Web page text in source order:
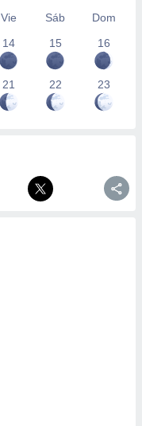
Vie Sáb
Dom
14 15 16
21 22 23